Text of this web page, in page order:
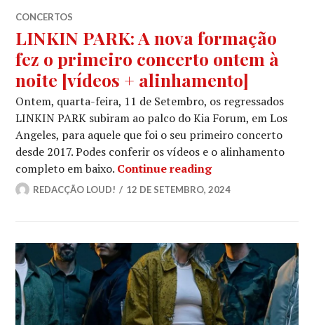
CONCERTOS
LINKIN PARK: A nova formação
fez o primeiro concerto ontem à
noite [vídeos + alinhamento]
Ontem, quarta-feira, 11 de Setembro, os regressados
LINKIN PARK subiram ao palco do Kia Forum, em Los
Angeles, para aquele que foi o seu primeiro concerto
desde 2017. Podes conferir os vídeos e o alinhamento
completo em baixo. Continue readingLINKIN PARK: A
REDACÇÃO LOUD! 12 DE SETEMBRO, 2024